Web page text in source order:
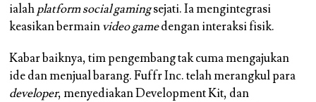
ialahplatformsocial gamingsejati. Ia mengintegrasi
keasikan bermainvideo gamedengan interaksi fisik.
Kabar baiknya, tim pengembang tak cuma mengajukan
ide dan menjual barang. Fuffr Inc. telah merangkul para
developer, menyediakan Development Kit, dan